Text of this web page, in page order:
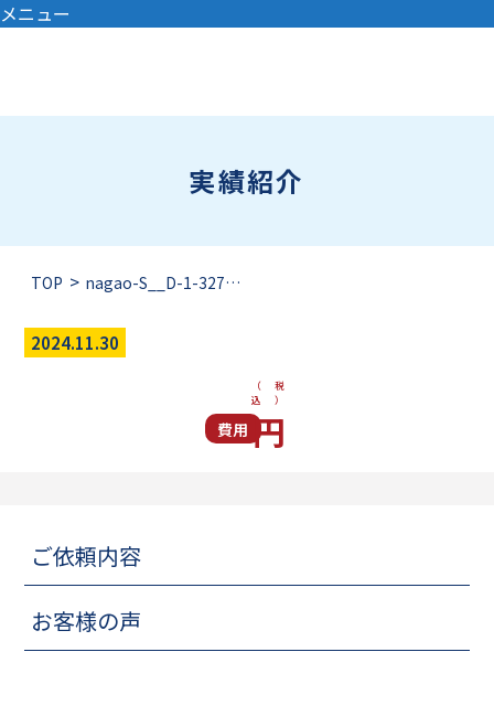
コ
ツ
メニュー
実績紹介
TOP > nagao-S__D-1-32735292_0
2024.11.30
費用 円
（税
込）
ご依頼内容
お客様の声